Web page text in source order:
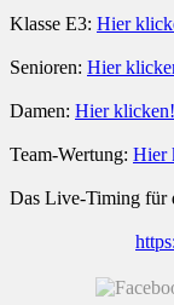
Klasse E3: Hier
Senioren: Hier
Damen: Hier
Team-Wertung: Hier
Das Live-Timing für